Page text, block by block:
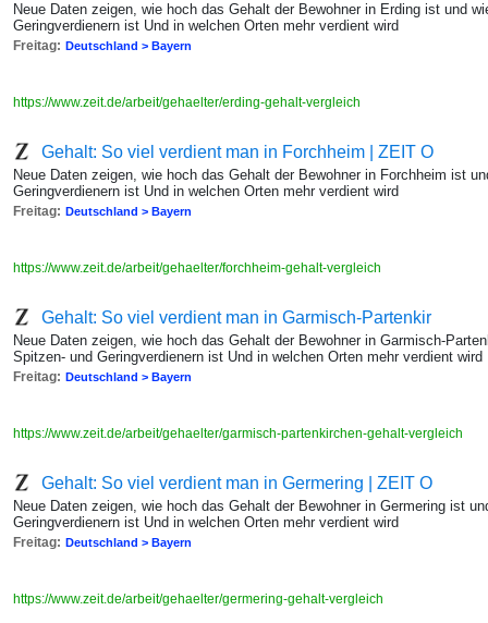
Neue Daten zeigen, wie hoch das Gehalt der Bewohner in Erding ist und
Geringverdienern ist Und in welchen Orten mehr verdient wird
Freitag: Deutschland > Bayern
https://www.zeit.de/arbeit/gehaelter/erding-gehalt-vergleich
Gehalt: So viel verdient man in Forchheim | ZEIT O
Neue Daten zeigen, wie hoch das Gehalt der Bewohner in Forchheim ist
Geringverdienern ist Und in welchen Orten mehr verdient wird
Freitag: Deutschland > Bayern
https://www.zeit.de/arbeit/gehaelter/forchheim-gehalt-vergleich
Gehalt: So viel verdient man in Garmisch-Partenkir
Neue Daten zeigen, wie hoch das Gehalt der Bewohner in Garmisch-
Spitzen- und Geringverdienern ist Und in welchen Orten mehr verdient wird
Freitag: Deutschland > Bayern
https://www.zeit.de/arbeit/gehaelter/garmisch-partenkirchen-gehalt-vergleich
Gehalt: So viel verdient man in Germering | ZEIT O
Neue Daten zeigen, wie hoch das Gehalt der Bewohner in Germering ist
Geringverdienern ist Und in welchen Orten mehr verdient wird
Freitag: Deutschland > Bayern
https://www.zeit.de/arbeit/gehaelter/germering-gehalt-vergleich